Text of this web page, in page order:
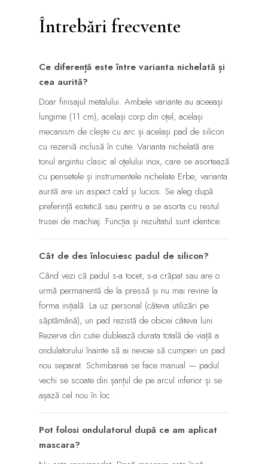
Întrebări frecvente
Ce diferență este între varianta nichelată și
cea aurită?
Doar finisajul metalului. Ambele variante au aceeași
lungime (11 cm), același corp din oțel, același
mecanism de clește cu arc și același pad de silicon
cu rezervă inclusă în cutie. Varianta nichelată are
tonul argintiu clasic al oțelului inox, care se asortează
cu pensetele și instrumentele nichelate Erbe; varianta
aurită are un aspect cald și lucios. Se aleg după
preferință estetică sau pentru a se asorta cu restul
trusei de machiaj. Funcția și rezultatul sunt identice.
Cât de des înlocuiesc padul de silicon?
Când vezi că padul s-a tocet, s-a crăpat sau are o
urmă permanentă de la pressă și nu mai revine la
forma inițială. La uz personal (câteva utilizări pe
săptămână), un pad rezistă de obicei câteva luni.
Rezerva din cutie dublează durata totală de viață a
ondulatorului înainte să ai nevoie să cumperi un pad
nou separat. Schimbarea se face manual — padul
vechi se scoate din șanțul de pe arcul inferior și se
așază cel nou în loc.
Pot folosi ondulatorul după ce am aplicat
mascara?